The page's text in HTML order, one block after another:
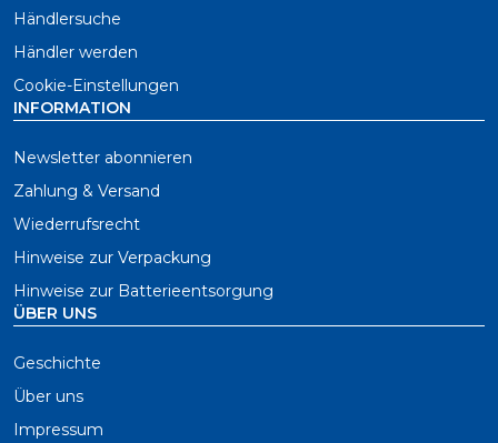
Händlersuche
Händler werden
Cookie-Einstellungen
INFORMATION
Newsletter abonnieren
Zahlung & Versand
Wiederrufsrecht
Hinweise zur Verpackung
Hinweise zur Batterieentsorgung
ÜBER UNS
Geschichte
Über uns
Impressum